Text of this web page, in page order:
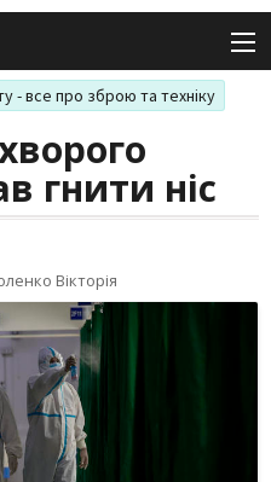
- все про зброю та техніку
гнити ніс
Вікторія